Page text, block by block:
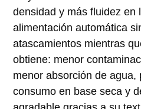
densidad y más fluidez en
alimentación automática
atascamientos mientras
obtiene: menor
menor absorción de agua,
consumo en base seca y